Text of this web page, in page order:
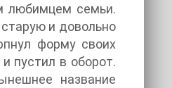
любимцем семьи.
и довольно
форму своих
пустил в оборот.
название